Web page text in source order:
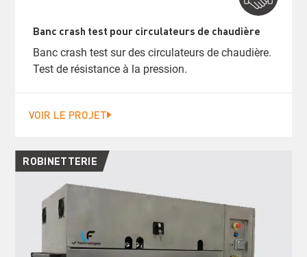
Banc crash test pour circulateurs de chaudière
Banc crash test sur des circulateurs de chaudière.
Test de résistance à la pression.
VOIR LE PROJET
ROBINETTERIE